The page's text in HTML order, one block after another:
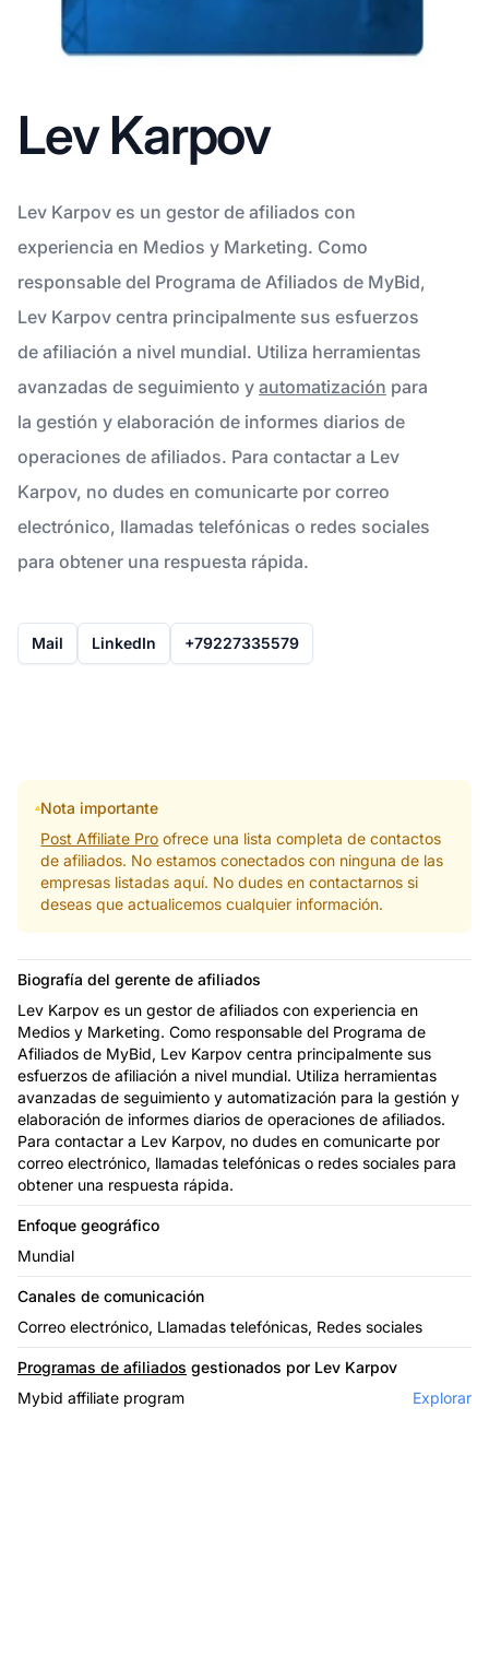
Lev Karpov
Lev Karpov es un gestor de afiliados con
experiencia en Medios y Marketing. Como
responsable del Programa de Afiliados de MyBid,
Lev Karpov centra principalmente sus esfuerzos
de afiliación a nivel mundial. Utiliza herramientas
avanzadas de seguimiento y automatización para
la gestión y elaboración de informes diarios de
operaciones de afiliados. Para contactar a Lev
Karpov, no dudes en comunicarte por correo
electrónico, llamadas telefónicas o redes sociales
para obtener una respuesta rápida.
Mail LinkedIn +79227335579
Nota importante
Post Affiliate Pro ofrece una lista completa de contactos
de afiliados. No estamos conectados con ninguna de las
empresas listadas aquí. No dudes en contactarnos si
deseas que actualicemos cualquier información.
Biografía del gerente de afiliados
Lev Karpov es un gestor de afiliados con experiencia en
Medios y Marketing. Como responsable del Programa de
Afiliados de MyBid, Lev Karpov centra principalmente sus
esfuerzos de afiliación a nivel mundial. Utiliza herramientas
avanzadas de seguimiento y automatización para la gestión y
elaboración de informes diarios de operaciones de afiliados.
Para contactar a Lev Karpov, no dudes en comunicarte por
correo electrónico, llamadas telefónicas o redes sociales para
obtener una respuesta rápida.
Enfoque geográfico
Mundial
Canales de comunicación
Correo electrónico, Llamadas telefónicas, Redes sociales
Programas de afiliados gestionados por Lev Karpov
Mybid affiliate program
Explorar